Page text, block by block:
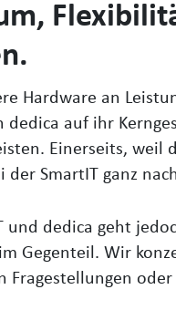
Hardware an
dedica auf ihr
Einerseits,
SmartIT ganz
und dedica geht
Gegenteil. Wir